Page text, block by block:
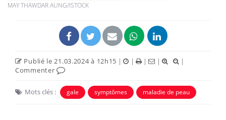
MAY THAWDAR AUNG/ISTOCK
Publié le 21.03.2024 à 12h15 | | | |
|
Commenter
Mots clés : gale symptômes maladie de peau